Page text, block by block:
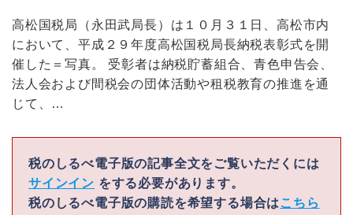
高松国税局（永田武局長）は１０月３１日、高松市内
において、平成２９年度高松国税局長納税表彰式を開
催した＝写真。 受彰者は納税貯蓄組合、青色申告会、
法人会および間税会の団体活動や租税教育の推進を通
じて、…
税のしるべ電子版の記事全文をご覧いただくには
サインイン をする必要があります。
税のしるべ電子版の購読を希望する場合は こちら